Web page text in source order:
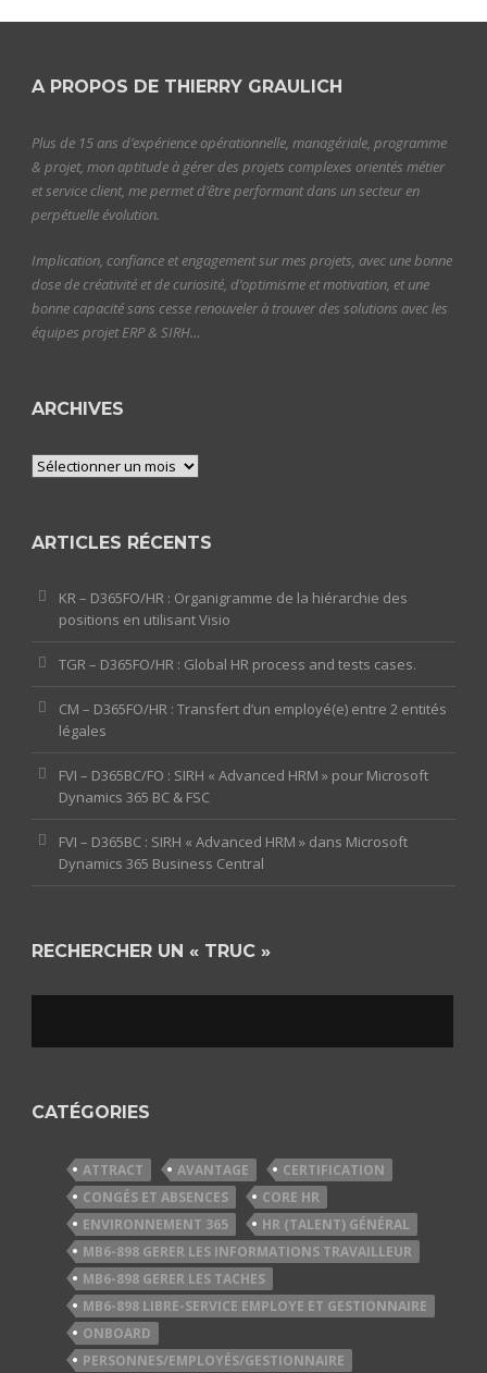
A PROPOS DE THIERRY GRAULICH
Plus de 15 ans d’expérience opérationnelle, managériale, programme
& projet, mon aptitude à gérer des projets complexes orientés métier
et service client, me permet d’être performant dans un secteur en
perpétuelle évolution.
Implication, confiance et engagement sur mes projets, avec une bonne
dose de créativité et de curiosité, d’optimisme et motivation, et une
bonne capacité sans cesse renouveler à trouver des solutions avec les
équipes projet ERP & SIRH…
ARCHIVES
Archives
ARTICLES RÉCENTS
KR – D365FO/HR : Organigramme de la hiérarchie des
positions en utilisant Visio
TGR – D365FO/HR : Global HR process and tests cases.
CM – D365FO/HR : Transfert d’un employé(e) entre 2 entités
légales
FVI – D365BC/FO : SIRH « Advanced HRM » pour Microsoft
Dynamics 365 BC & FSC
FVI – D365BC : SIRH « Advanced HRM » dans Microsoft
Dynamics 365 Business Central
RECHERCHER UN « TRUC »
CATÉGORIES
ATTRACT AVANTAGE
CERTIFICATION
CONGÉS ET ABSENCES
CORE HR
ENVIRONNEMENT 365
HR (TALENT) GÉNÉRAL
MB6-898 GERER LES INFORMATIONS TRAVAILLEUR
MB6-898 GERER LES TACHES
MB6-898 LIBRE-SERVICE EMPLOYE ET GESTIONNAIRE
ONBOARD
PERSONNES/EMPLOYÉS/GESTIONNAIRE